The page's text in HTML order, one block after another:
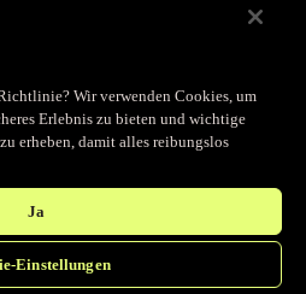
programmatischen Zugriff auf das
unser CDN antreibt.
Wir verwenden Cookies, um
Erlebnis zu bieten und wichtige
erheben, damit alles reibungslos
Ja
Einstellungen